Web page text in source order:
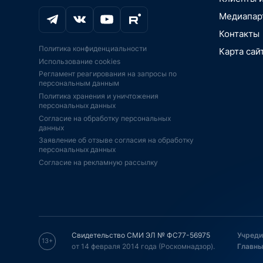
Политика конфиденциальности
Использование cookies
Регламент реагирования на запросы по
персональным данным
Политика хранения и уничтожения
персональных данных
Согласие на обработку персональных
данных
Заявление об отзыве согласия на обработку
персональных данных
Согласие на рекламную рассылку
BigData,
IoT, АСУ ТП,
автомобили
Транспорт,
автомобили
Аддитивные
умный
вещей,
Аддитивные
связь,
автомобили
РЫНКИ.
IPO,
Контакты
Карта
13+
Свидетельство СМИ ЭЛ № ФС77-56975
от 14 февраля 2014 года (Роскомнадзор).